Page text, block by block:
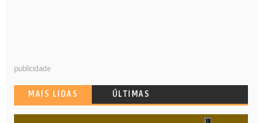
publicidade
MAIS LIDAS ÚLTIMAS